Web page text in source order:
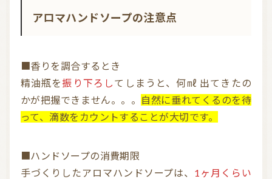
アロマハンドソープの注意点
■香りを調合するとき
精油瓶を振り下ろし てしまうと、何㎖ 出てきたの
かが把握できません。。。 自然に垂れてくるのを待
って、滴数をカウントすることが大切です。
■ハンドソープの消費期限
手づくりしたアロマハンドソープは、 1ヶ月くらい